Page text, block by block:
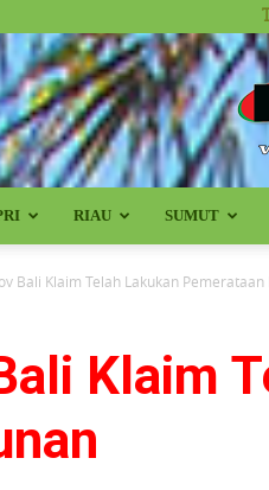
RIAU SUMUT
Bali Klaim Telah Lakukan
Klaim